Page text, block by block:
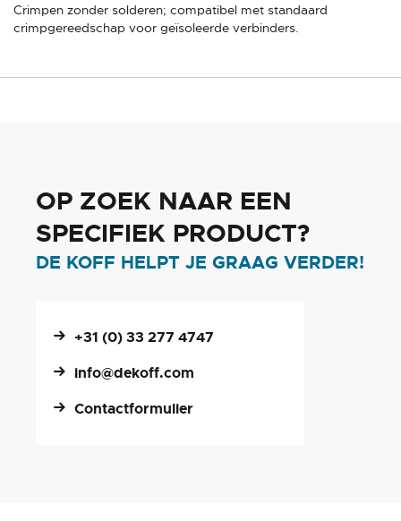
Crimpen zonder solderen; compatibel met standaard
crimpgereedschap voor geïsoleerde verbinders.
OP ZOEK NAAR EEN
SPECIFIEK PRODUCT?
DE KOFF HELPT JE GRAAG VERDER!
+31 (0) 33 277 4747
info@dekoff.com
Contactformulier